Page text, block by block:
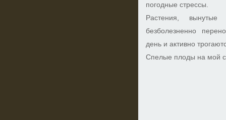
погодные стрессы.
Растения,
безболезненно
день и активно
Спелые плоды на мой